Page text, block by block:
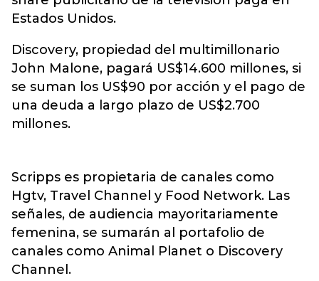
Estados Unidos.
Discovery, propiedad del multimillonario
John Malone, pagará US$14.600 millones, si
se suman los US$90 por acción y el pago de
una deuda a largo plazo de US$2.700
millones.
Scripps es propietaria de canales como
Hgtv, Travel Channel y Food Network. Las
señales, de audiencia mayoritariamente
femenina, se sumarán al portafolio de
canales como Animal Planet o Discovery
Channel.